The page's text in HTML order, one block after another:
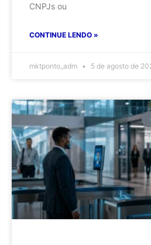
CNPJs ou
CONTINUE LENDO »
mktponto_adm 5 de agosto de